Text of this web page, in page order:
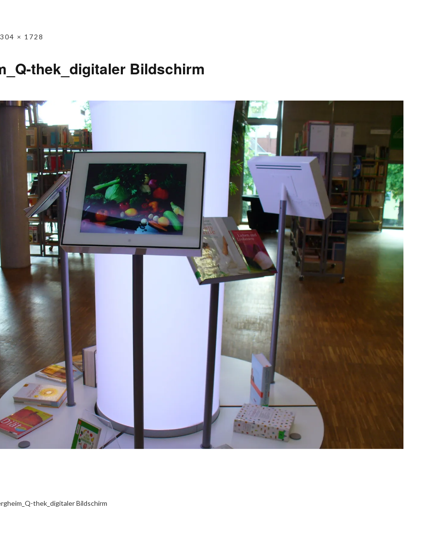
× 1728
thek_digitaler Bildschirm
thek_digitaler Bildschirm